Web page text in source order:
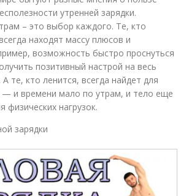
утренней зарядки.
– это выбор каждого. Те, кто
находят массу плюсов и
возможность быстро проснуться
позитивный настрой на весь
те, кто ленится, всегда найдет для
— и времени мало по утрам, и тело еще
физических нагрузок.
зарядки